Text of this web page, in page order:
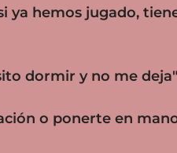
ya hemos jugado,
dormir y no me deja"
o ponerte en